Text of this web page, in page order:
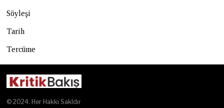
Söyleşi
Tarih
Tercüme
© 2024. Her Hakkı Sakldır